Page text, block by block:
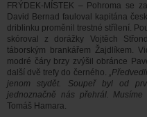
FRÝDEK-MÍSTEK – Pohroma se
David Bernad fauloval kapitána
driblinku proměnil trestné střílení.
skóroval z dorážky Vojtěch
táborským brankářem Žajdlíkem.
modré čáry brzy zvýšil obránce
další dvě trefy do černého.
jenom stydět. Soupeř byl od
jednoznačně nás přehrál. Musíme
Tomáš Hamara.